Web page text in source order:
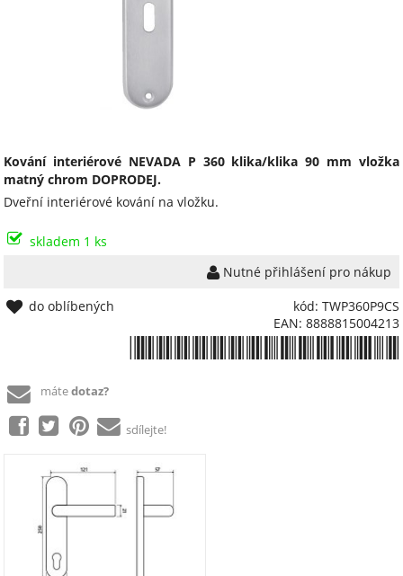
Kování interiérové NEVADA P 360 klika/klika 90 mm vložka
matný chrom DOPRODEJ.
Dveřní interiérové kování na vložku.
skladem 1 ks
Nutné přihlášení pro nákup
kód: TWP360P9CS
EAN: 8888815004213
do oblíbených
mátedotaz?
sdílejte!